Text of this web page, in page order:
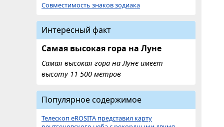
Совместимость знаков зодиака
Интересный факт
Самая высокая гора на Луне
Самая высокая гора на Луне имеет
высоту 11 500 метров
Популярное содержимое
Телескоп eROSITA представил карту